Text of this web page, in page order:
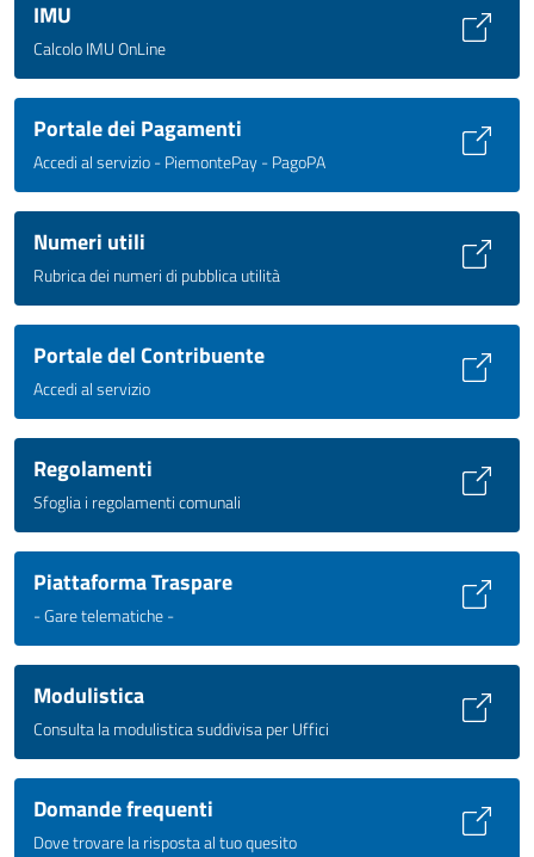
IMU
Calcolo IMU OnLine
Portale dei Pagamenti
Accedi al servizio - PiemontePay - PagoPA
Numeri utili
Rubrica dei numeri di pubblica utilità
Portale del Contribuente
Accedi al servizio
Regolamenti
Sfoglia i regolamenti comunali
Piattaforma Traspare
- Gare telematiche -
Modulistica
Consulta la modulistica suddivisa per Uffici
Domande frequenti
Dove trovare la risposta al tuo quesito